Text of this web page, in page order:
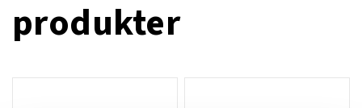
produkter